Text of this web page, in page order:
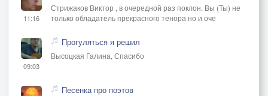
11:16
Стрижаков Виктор , в очередной раз поклон. Вы (Ты) не
только обладатель прекрасного тенора но и оче
09:03
Прогуляться я решил
Высоцкая Галина, Спасибо
Песенка про поэтов